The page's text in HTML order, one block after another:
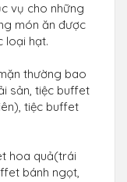
vụ cho những
món ăn được
loại hạt.
thường bao
sản, tiệc buffet
tiệc buffet
hoa quả(trái
bánh ngọt,